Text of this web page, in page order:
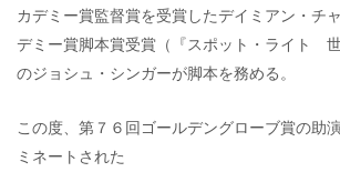
カデミー賞監督賞を受賞したデイミアン・チ
デミー賞脚本賞受賞（『スポット・ライト 世
のジョシュ・シンガーが脚本を務める。
この度、第７６回ゴールデングローブ賞の助
ミネートされた